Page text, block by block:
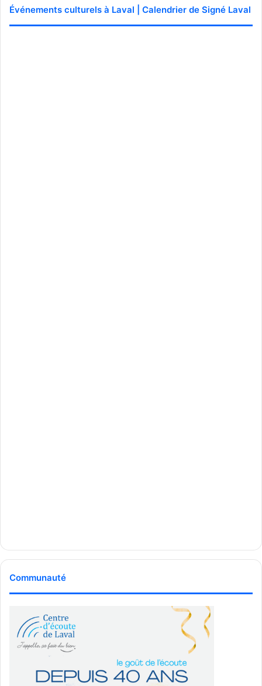
Événements culturels à Laval | Calendrier de Signé Laval
Communauté